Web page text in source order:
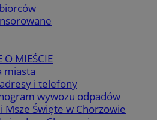
O MIEŚCIE
miasta
i telefony
wywozu odpadów
Msze Święte w Chorzowie